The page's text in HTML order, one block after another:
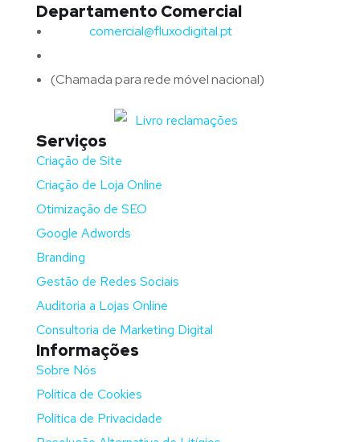
Departamento Comercial
comercial@fluxodigital.pt
(Chamada para rede móvel nacional)
Serviços
Criação de Site
Criação de Loja Online
Otimização de SEO
Google Adwords
Branding
Gestão de Redes Sociais
Auditoria a Lojas Online
Consultoria de Marketing Digital
Informações
Sobre Nós
Política de Cookies
Política de Privacidade